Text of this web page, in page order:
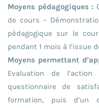
Moyens pédagogiques :
de cours –
pédagogique sur le
pendant 1 mois à l’issue
Moyens permettant
Evaluation de
questionnaire de
formation, puis d’un